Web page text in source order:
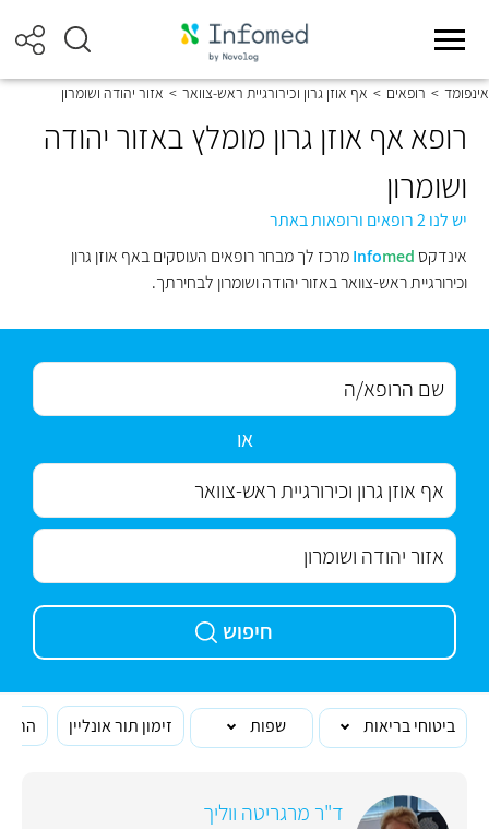
אינפומד > רופאים > אף אוזן גרון וכירורגיית ראש-צוואר > אזור יהודה ושומרון
רופא אף אוזן גרון מומלץ באזור יהודה
ושומרון
יש לנו 2 רופאים ורופאות באתר
אינדקס
Infomed
מרכז לך מבחר רופאים העוסקים באף אוזן גרון
וכירורגיית ראש-צוואר באזור יהודה ושומרון לבחירתך.
או
חיפוש
ביטוחי בריאות שפות זימון תור אונליין
ד"ר מרגריטה ווליך